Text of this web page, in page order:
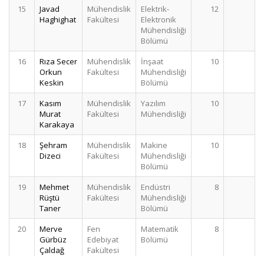
15
Javad
Haghighat
Mühendislik
Fakültesi
Elektrik-
Elektronik
Mühendisliği
Bölümü
12
16
Rıza Secer
Orkun
Keskin
Mühendislik
Fakültesi
İnşaat
Mühendisliği
Bölümü
10
17
Kasım
Murat
Karakaya
Mühendislik
Fakültesi
Yazılım
Mühendisliği
10
18
Şehram
Dizeci
Mühendislik
Fakültesi
Makine
Mühendisliği
Bölümü
10
19
Mehmet
Rüştü
Taner
Mühendislik
Fakültesi
Endüstri
Mühendisliği
Bölümü
8
20
Merve
Gürbüz
Çaldağ
Fen
Edebiyat
Fakültesi
Matematik
Bölümü
8